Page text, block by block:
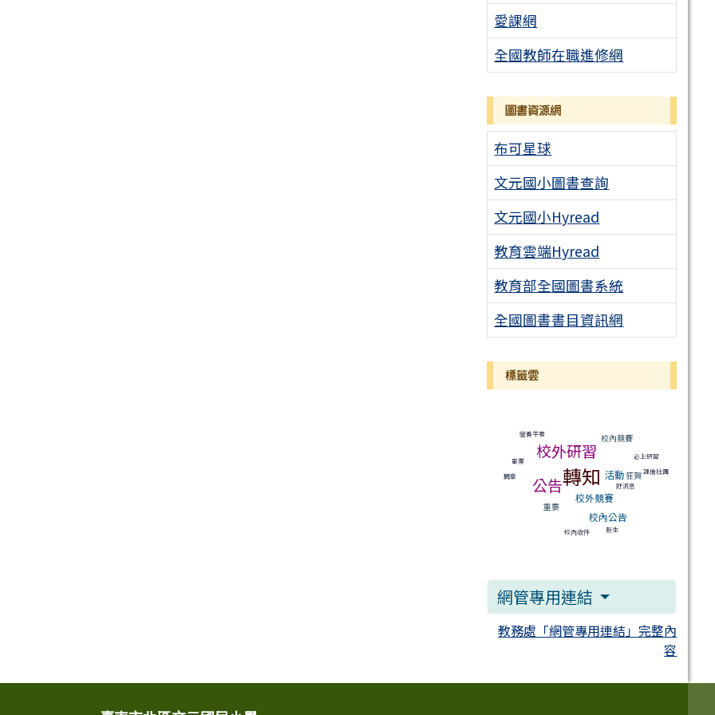
愛課網
全國教師在職進修網
圖書資源網
布可星球
文元國小圖書查詢
文元國小Hyread
教育雲端Hyread
教育部全國圖書系統
全國圖書書目資訊網
標籤雲
營養午餐
校外研習
校內競賽
畢業
必上研習
簡章 公告轉知 活動
好消息
狂賀 課後社團
重要
校外競賽
校內公告
校內收件 新生
網管專用連結
教務處「網管專用連結」完整內
容